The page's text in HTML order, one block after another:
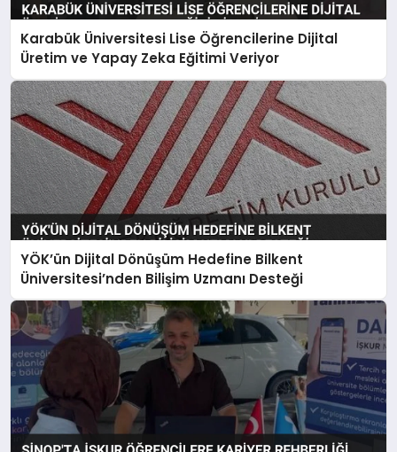
Karabük Üniversitesi Lise Öğrencilerine Dijital
Üretim ve Yapay Zeka Eğitimi Veriyor
YÖK’ün Dijital Dönüşüm Hedefine Bilkent
Üniversitesi’nden Bilişim Uzmanı Desteği